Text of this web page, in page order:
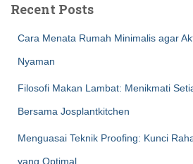
Recent Posts
Cara Menata Rumah Minimalis agar
Nyaman
Filosofi Makan Lambat: Menikmati
Bersama Josplantkitchen
Menguasai Teknik Proofing: Kunci
yang Optimal